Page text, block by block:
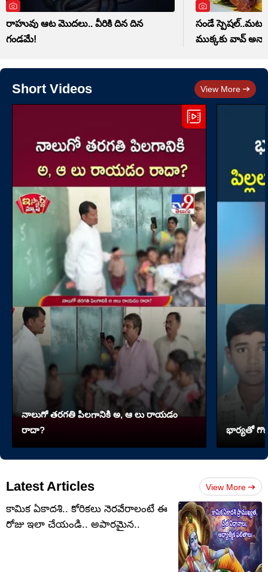
రాహువు ఆట మొదలు.. వీరికి దిన దిన
గండమే!
సండే స్పెషల్..మటన్
ముక్కకు వావ్
Short Videos View More
నాలుగో త‌ర‌గతి పిలగానికి అ, ఆ లు రాయ‌డం
రాదా?
భార్యతో
Latest Articles View More
కామిక ఏకాదశి.. కోరికలు నెరవేరాలంటే ఈ
రోజు ఇలా చేయండి.. అపారమైన..